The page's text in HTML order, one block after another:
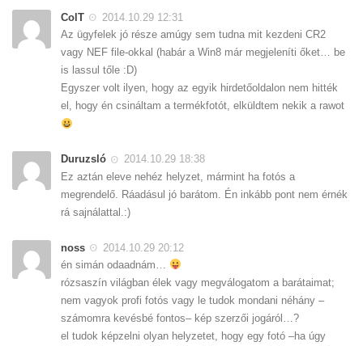
ColT
2014.10.29 12:31
Az ügyfelek jó része amúgy sem tudna mit kezdeni CR2
vagy NEF file-okkal (habár a Win8 már megjeleníti őket… be
is lassul tőle :D)
Egyszer volt ilyen, hogy az egyik hirdetőoldalon nem hitték
el, hogy én csináltam a termékfotót, elküldtem nekik a rawot
Duruzsló
2014.10.29 18:38
Ez aztán eleve nehéz helyzet, mármint ha fotós a
megrendelő. Ráadásul jó barátom. Én inkább pont nem érnék
rá sajnálattal.:)
noss
2014.10.29 20:12
én simán odaadnám…
rózsaszín világban élek vagy megválogatom a barátaimat;
nem vagyok profi fotós vagy le tudok mondani néhány –
számomra kevésbé fontos– kép szerzői jogáról…?
el tudok képzelni olyan helyzetet, hogy egy fotó –ha úgy